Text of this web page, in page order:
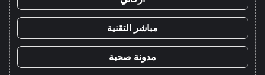
مباشر التقنية
مدونة صحبة